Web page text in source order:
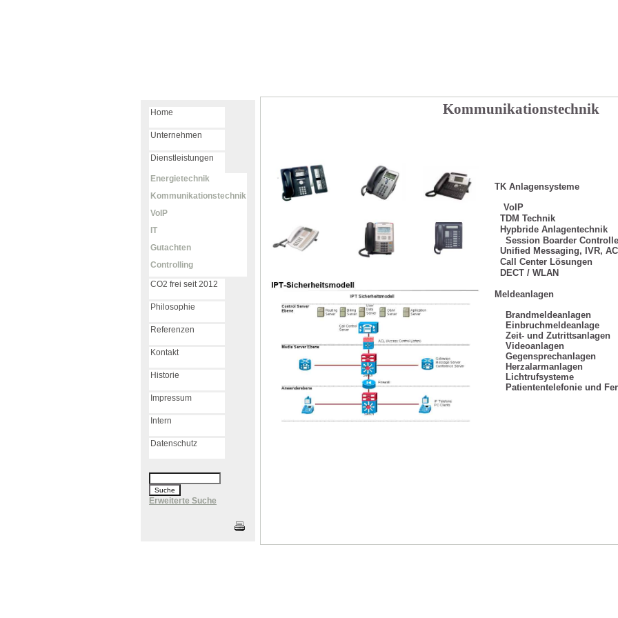
Home
Unternehmen
Dienstleistungen
Energietechnik
Kommunikationstechnik
VoIP
IT
Gutachten
Controlling
CO2 frei seit 2012
Philosophie
Referenzen
Kontakt
Historie
Impressum
Intern
Datenschutz
Erweiterte Suche
Kommunikationstechnik
TK Anlagensysteme
VoIP
TDM Technik
Hypbride Anlagentechnik
Session Boarder
Unified Messaging, IVR,
Call Center Lösungen
DECT / WLAN
Meldeanlagen
Brandmeldeanlagen
Einbruchmeldeanlage
Zeit- und Zutrittsanlagen
Videoanlagen
Gegensprechanlagen
Herzalarmanlagen
Lichtrufsysteme
Patiententelefonie und